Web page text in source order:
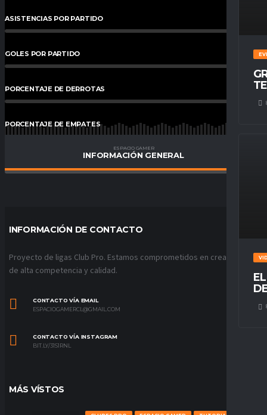
ASISTENCIAS POR PARTIDO
GOLES POR PARTIDO %
PORCENTAJE DE DERROTAS %
PORCENTAJE DE EMPATES
PORCENTAJE DE VICTORIAS
ESPACIO GAMER
INFORMACIÓN GENERAL
INFORMACIÓN DE CONTACTO
Proyecto de ligas Club Pro. Estamos comprometidos en crear ligas
de alta competencia y calidad.
CONTACTO VÍA EMAIL
ESPACIOGAMERCL@GMAIL.COM
CONTACTO VÍA INSTAGRAM
BIT.LY/31S1RNL
MÁS VÍSTOS